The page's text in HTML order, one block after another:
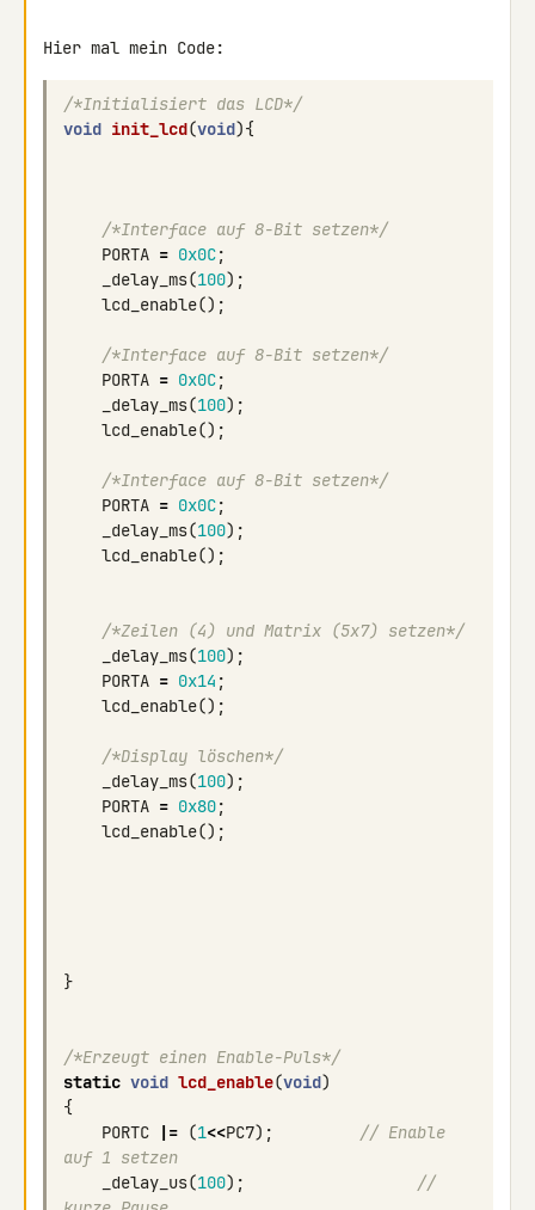
Hier mal mein Code:
/*Initialisiert das LCD*/
void init_lcd(void){
/*Interface auf 8-Bit setzen*/
PORTA = 0x0C;
_delay_ms(100);
lcd_enable();
/*Interface auf 8-Bit setzen*/
PORTA = 0x0C;
_delay_ms(100);
lcd_enable();
/*Interface auf 8-Bit setzen*/
PORTA = 0x0C;
_delay_ms(100);
lcd_enable();
/*Zeilen (4) und Matrix (5x7) setzen*/
_delay_ms(100);
PORTA = 0x14 ;
lcd_enable();
/*Display löschen*/
_delay_ms(100);
PORTA = 0x80;
lcd_enable();
}
/*Erzeugt einen Enable-Puls*/
static void lcd_enable(void)
{
PORTC
|= (1<<PC7);
// Enable
auf 1 setzen
_delay_us(100);
//